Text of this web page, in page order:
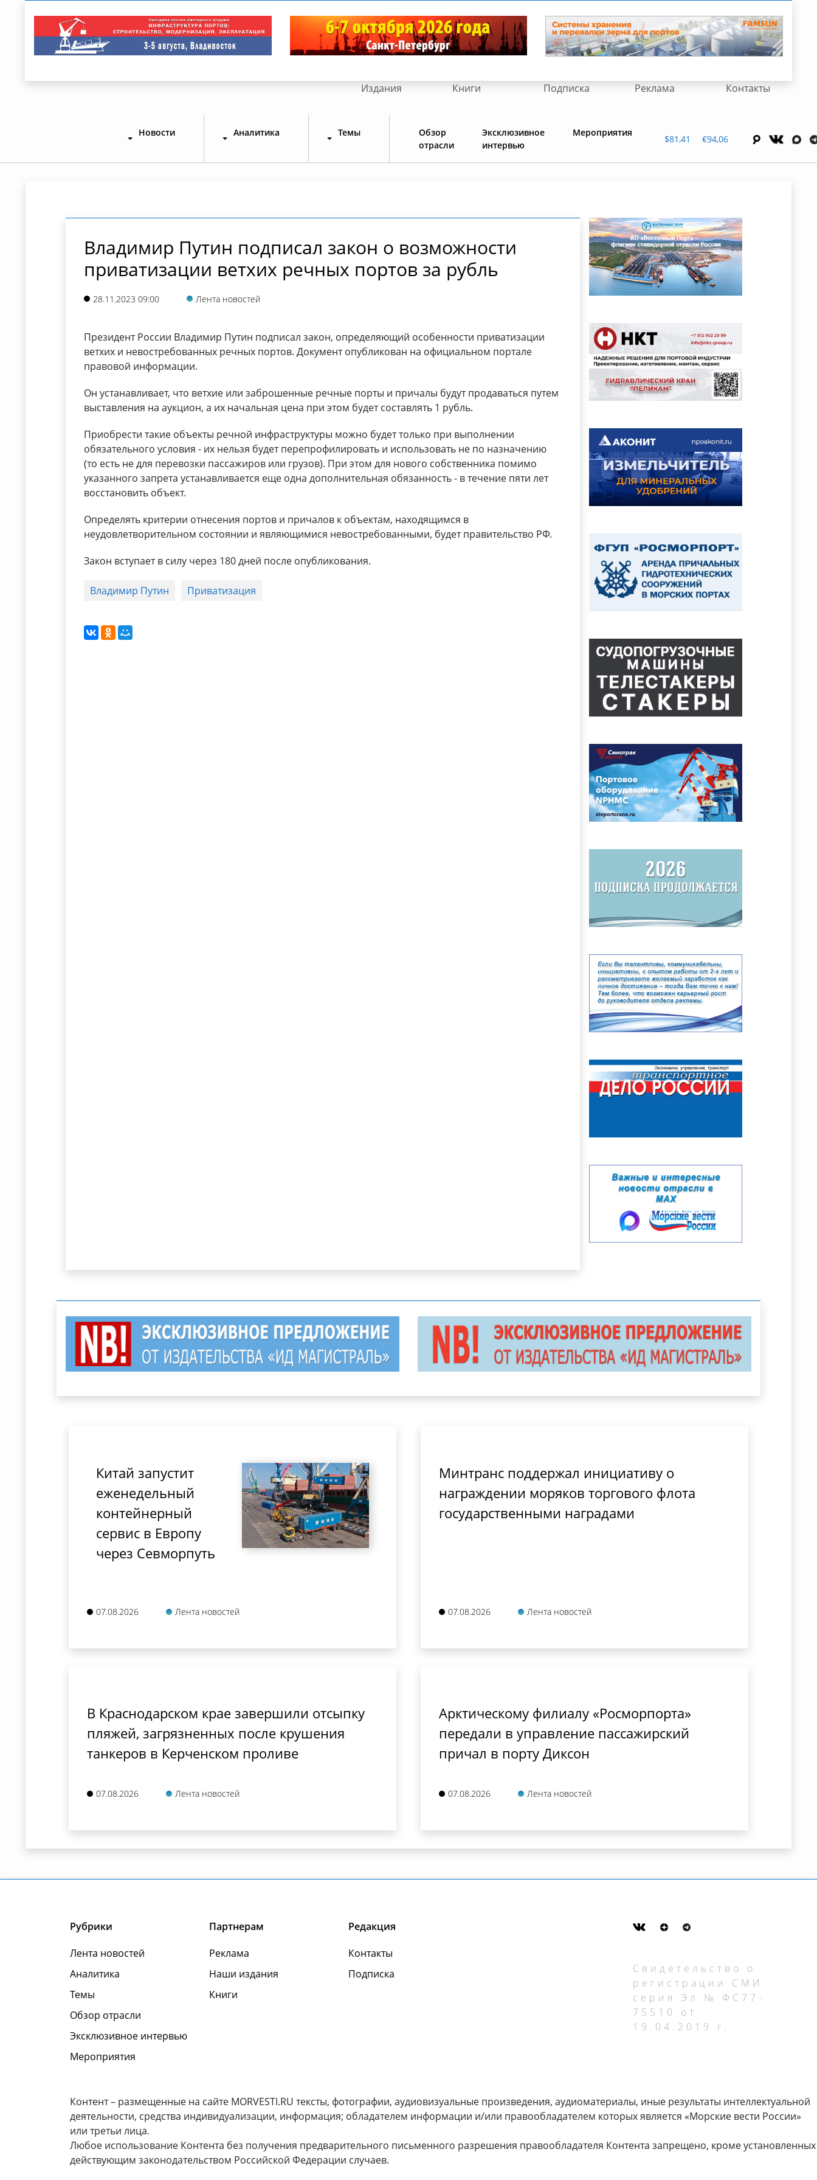
Издания Книги Подписка Реклама Контакты
Новости Аналитика Темы
Обзор
отрасли
Эксклюзивное
интервью
Мероприятия
$81,41 €94,06
Владимир Путин подписал закон о возможности
приватизации ветхих речных портов за рубль
28.11.2023 09:00 Лента новостей
Президент России Владимир Путин подписал закон, определяющий особенности приватизации
ветхих и невостребованных речных портов. Документ опубликован на официальном портале
правовой информации.
Он устанавливает, что ветхие или заброшенные речные порты и причалы будут продаваться путем
выставления на аукцион, а их начальная цена при этом будет составлять 1 рубль.
Приобрести такие объекты речной инфраструктуры можно будет только при выполнении
обязательного условия - их нельзя будет перепрофилировать и использовать не по назначению
(то есть не для перевозки пассажиров или грузов). При этом для нового собственника помимо
указанного запрета устанавливается еще одна дополнительная обязанность - в течение пяти лет
восстановить объект.
Определять критерии отнесения портов и причалов к объектам, находящимся в
неудовлетворительном состоянии и являющимися невостребованными, будет правительство РФ.
Закон вступает в силу через 180 дней после опубликования.
Владимир Путин Приватизация
Китай запустит
еженедельный
контейнерный
сервис в Европу
через Севморпуть
07.08.2026 Лента новостей
Минтранс поддержал инициативу о
награждении моряков торгового флота
государственными наградами
07.08.2026 Лента новостей
В Краснодарском крае завершили отсыпку
пляжей, загрязненных после крушения
танкеров в Керченском проливе
07.08.2026 Лента новостей
Арктическому филиалу «Росморпорта»
передали в управление пассажирский
причал в порту Диксон
07.08.2026 Лента новостей
Рубрики
Лента новостей
Аналитика
Темы
Обзор отрасли
Эксклюзивное интервью
Мероприятия
Партнерам
Реклама
Наши издания
Книги
Редакция
Контакты
Подписка
Свидетельство о
регистрации СМИ
серия Эл № ФС77-
75510 от
19.04.2019 г.
Контент – размещенные на сайте MORVESTI.RU тексты, фотографии, аудиовизуальные произведения, аудиоматериалы, иные результаты интеллектуальной
деятельности, средства индивидуализации, информация; обладателем информации и/или правообладателем которых является «Морские вести России»
или третьи лица.
Любое использование Контента без получения предварительного письменного разрешения правообладателя Контента запрещено, кроме установленных
действующим законодательством Российской Федерации случаев.